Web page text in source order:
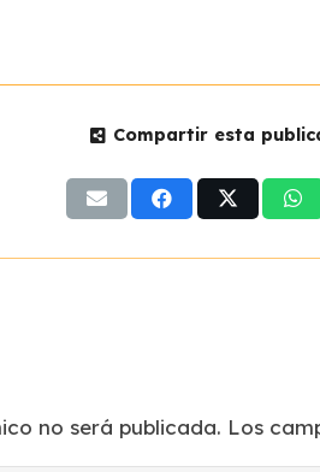
Compartir esta
no será publicada. Los